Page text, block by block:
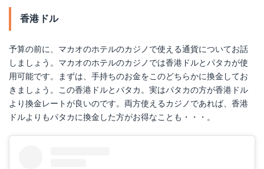
香港ドル
予算の前に、マカオのホテルのカジノで使える通貨についてお話
しましょう。マカオのホテルのカジノでは香港ドルとパタカが使
用可能です。まずは、手持ちのお金をこのどちらかに換金してお
きましょう。この香港ドルとパタカ。実はパタカの方が香港ドル
より換金レートが良いのです。両方使えるカジノであれば、香港
ドルよりもパタカに換金した方がお得なことも・・・。